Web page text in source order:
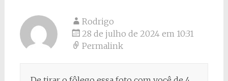
Rodrigo
28 de julho de 2024 em 10:31
Permalink